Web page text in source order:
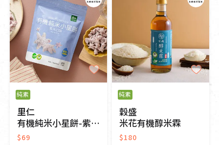
純素
里仁
有機純米小星餅-紫米口味
$69
純素
穀盛
米花有機醇米霖
$180